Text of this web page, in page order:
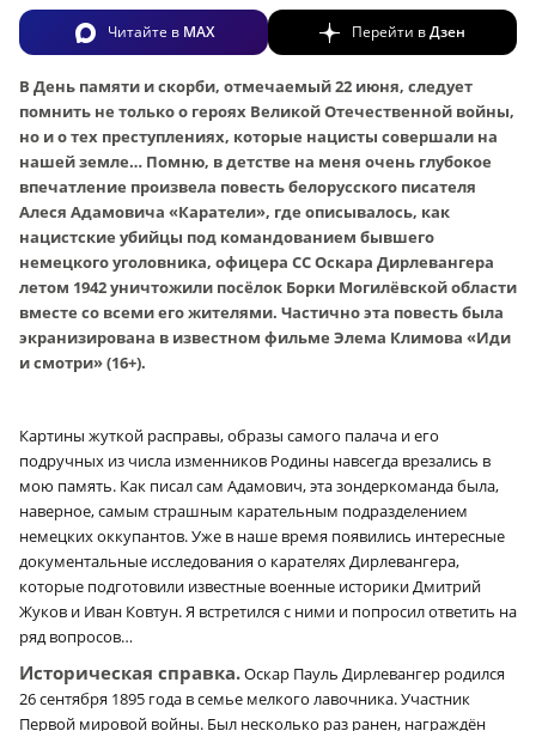
Читайте в MAX Перейти вДзен
В День памяти и скорби, отмечаемый 22 июня, следует
помнить не только о героях Великой Отечественной войны,
но и о тех преступлениях, которые нацисты совершали на
нашей земле… Помню, в детстве на меня очень глубокое
впечатление произвела повесть белорусского писателя
Алеся Адамовича «Каратели», где описывалось, как
нацистские убийцы под командованием бывшего
немецкого уголовника, офицера СС Оскара Дирлевангера
летом 1942 уничтожили посёлок Борки Могилёвской области
вместе со всеми его жителями. Частично эта повесть была
экранизирована в известном фильме Элема Климова «Иди
и смотри» (16+).
Картины жуткой расправы, образы самого палача и его
подручных из числа изменников Родины навсегда врезались в
мою память. Как писал сам Адамович, эта зондеркоманда была,
наверное, самым страшным карательным подразделением
немецких оккупантов. Уже в наше время появились интересные
документальные исследования о карателях Дирлевангера,
которые подготовили известные военные историки Дмитрий
Жуков и Иван Ковтун. Я встретился с ними и попросил ответить на
ряд вопросов…
Историческая справка.Оскар Пауль Дирлевангер родился
26 сентября 1895 года в семье мелкого лавочника. Участник
Первой мировой войны. Был несколько раз ранен, награждён